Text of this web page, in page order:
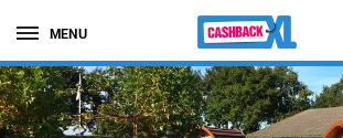
MENU